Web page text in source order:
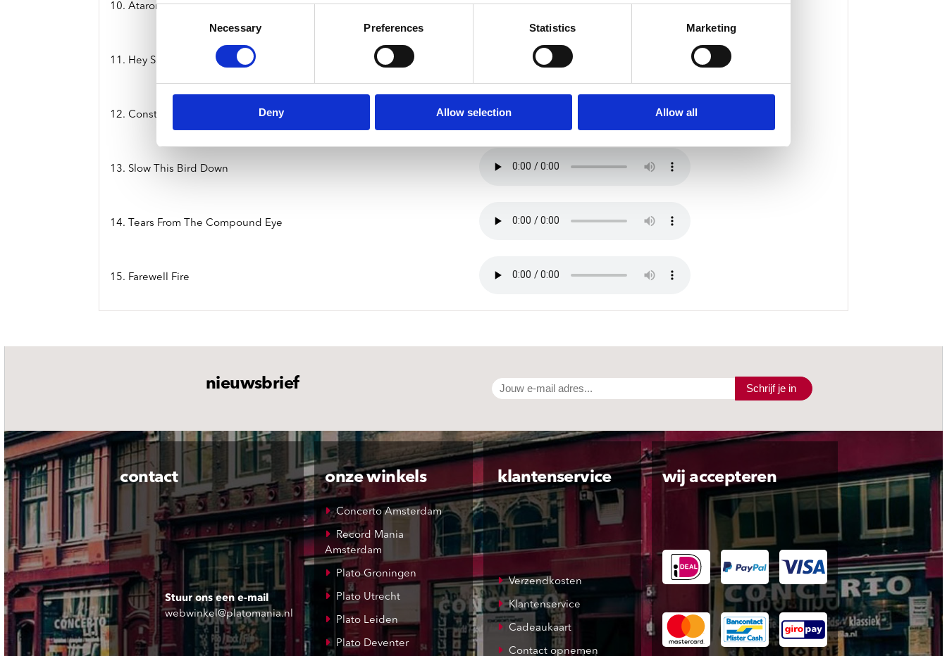
Consent
Necessary Preferences Statistics Marketing
Deny Allow selection Allow all
10. Ataronchronon
11. Hey Saturday Sun
12. Constants Are Changing
13. Slow This Bird Down
14. Tears From The Compound Eye
15. Farewell Fire
nieuwsbrief Schrijf je in
contact
Stuur ons een e-mail
webwinkel@platomania.nl
onze winkels
Concerto Amsterdam
Record Mania
Amsterdam
Plato Groningen
Plato Utrecht
Plato Leiden
Plato Deventer
klantenservice
Verzendkosten
Klantenservice
Cadeaukaart
Contact opnemen
wij accepteren